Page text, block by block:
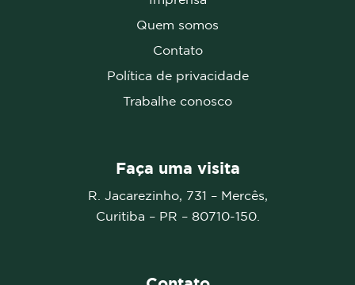
Quem somos
Contato
Política de privacidade
Trabalhe conosco
Faça uma visita
R. Jacarezinho, 731 – Mercês,
Curitiba – PR – 80710-150.